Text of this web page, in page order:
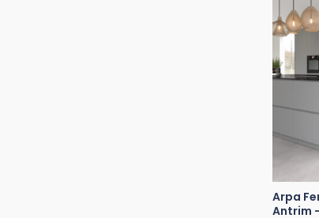
Arpa
Antrim